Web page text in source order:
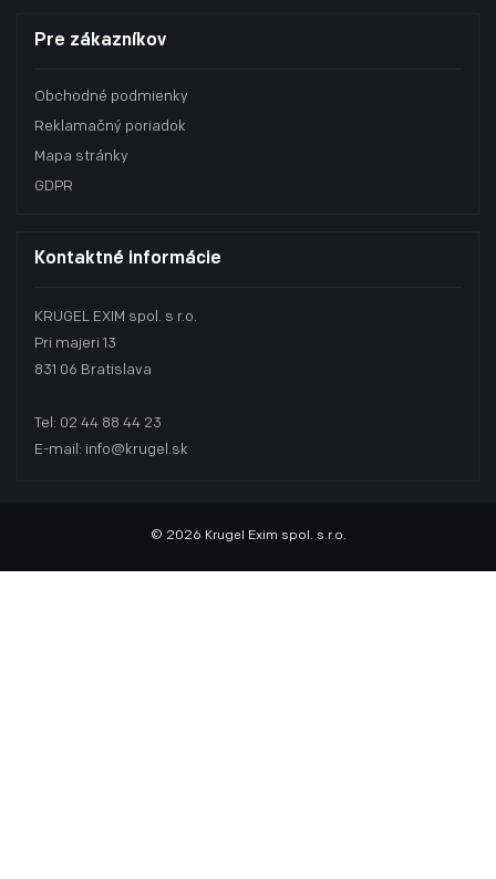
Pre zákazníkov
Obchodné podmienky
Reklamačný poriadok
Mapa stránky
GDPR
Kontaktné informácie
KRUGEL EXIM spol. s r.o.
Pri majeri 13
831 06 Bratislava
Tel: 02 44 88 44 23
E-mail: info@krugel.sk
© 2026 Krugel Exim spol. s.r.o.